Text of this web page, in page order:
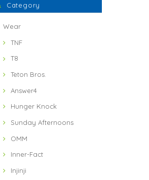
Category
Wear
TNF
T8
Teton Bros.
Answer4
Hunger Knock
Sunday Afternoons
OMM
Inner-Fact
Injinji